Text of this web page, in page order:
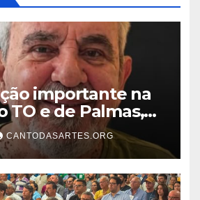
importante na
TO e de Palmas,
Siqueira; Palmas
oficial de três
CANTODASARTES.ORG